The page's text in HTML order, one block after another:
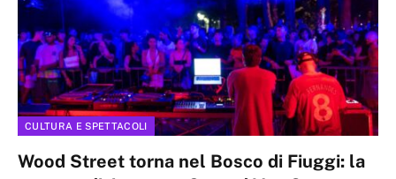
CULTURA E SPETTACOLI
Wood Street torna nel Bosco di Fiuggi: la